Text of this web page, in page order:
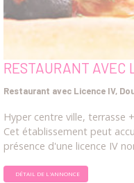
RESTAURANT AVEC
Restaurant avec Licence IV,
Hyper centre ville, terrasse
Cet établissement peut
présence d'une licence IV
DÉTAIL DE L'ANNONCE